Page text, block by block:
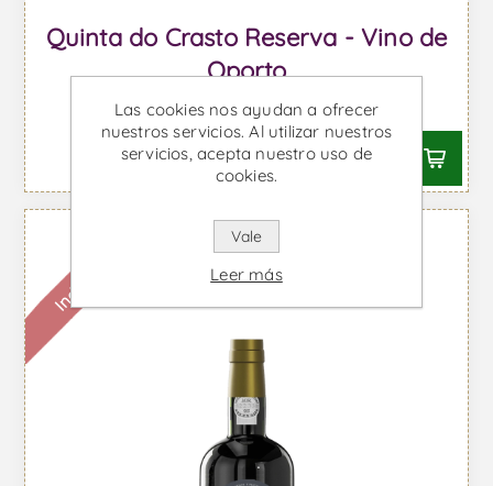
Quinta do Crasto Reserva - Vino de
Oporto
Desde €16,36 IVA incl.
Indisponible
Las cookies nos ayudan a ofrecer
nuestros servicios. Al utilizar nuestros
servicios, acepta nuestro uso de
cookies.
Vale
Leer más